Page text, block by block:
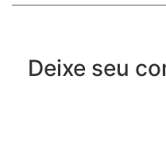
Deixe seu